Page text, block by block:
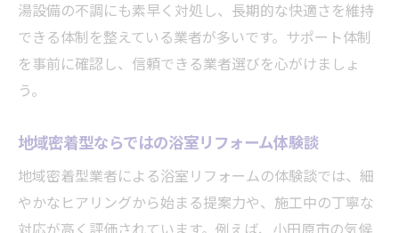
湯設備の不調にも素早く対処し、長期的な快適さを維持
できる体制を整えている業者が多いです。サポート体制
を事前に確認し、信頼できる業者選びを心がけましょ
う。
地域密着型ならではの浴室リフォーム体験談
地域密着型業者による浴室リフォームの体験談では、細
やかなヒアリングから始まる提案力や、施工中の丁寧な